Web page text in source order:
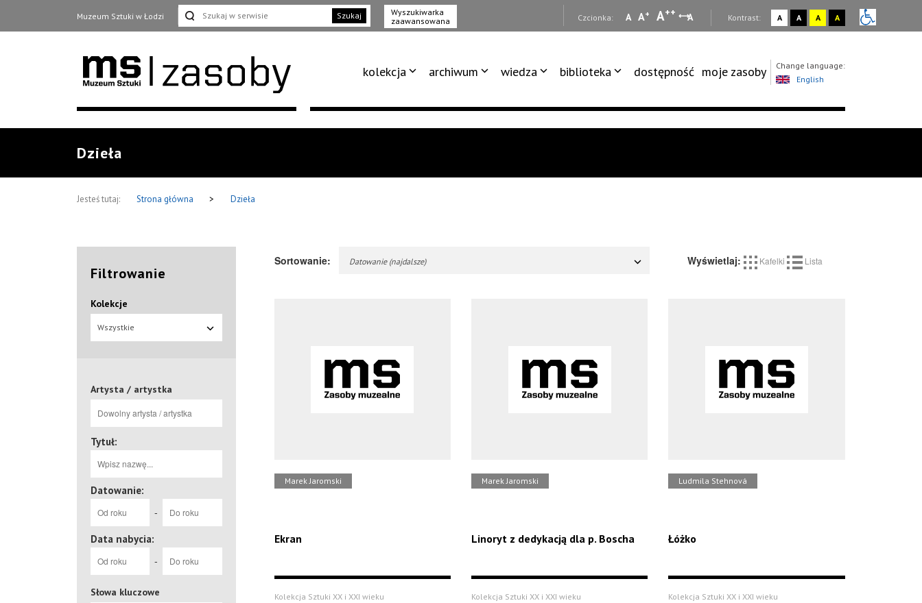
Muzeum Sztuki w Łodzi Szukaj
Wyszukiwarka
zaawansowana
Czcionka: A A+ A++ A Kontrast: A A A A
kolekcja archiwum wiedza biblioteka dostępność moje zasoby
Change language:
English
Dzieła
Jesteś tutaj: Strona główna > Dzieła
Filtrowanie
Kolekcje
Wszystkie
Artysta / artystka
Tytuł:
Datowanie:
-
Data nabycia:
-
Słowa kluczowe
Sortowanie: Datowanie (najdalsze) Wyświetlaj: Kafelki Lista
Marek Jaromski
Ekran
Kolekcja Sztuki XX i XXI wieku
Marek Jaromski
Linoryt z dedykacją dla p. Boscha
Kolekcja Sztuki XX i XXI wieku
Ludmila Stehnová
Łóżko
Kolekcja Sztuki XX i XXI wieku